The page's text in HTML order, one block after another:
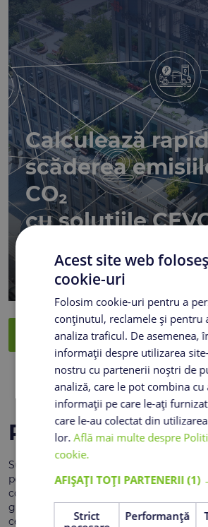
Calculează
scăderea
CO₂
cu soluțiile
adaptate
Accesează calculatorul CEVO
Produse
Succesul fiecărui proiect depinde în
performanța materialelor dedicate
construcției. Echipele de specialiști
game de produse de înaltă calitate, în
cerințele de durabilitate, eficiență și
Acest site web
cookie-uri
Folosim cookie-uri pentru a
conținutul, reclamele și pentru
analiza traficul. De asemenea,
informații despre utilizarea
nostru cu partenerii noștri de
analiză, care le pot combina cu
informații pe care le-ați
care le-au colectat din
lor.Află mai multe despre
cookie.
AFIȘAȚI TOȚI PARTENERII(1)
Strict
Performanță